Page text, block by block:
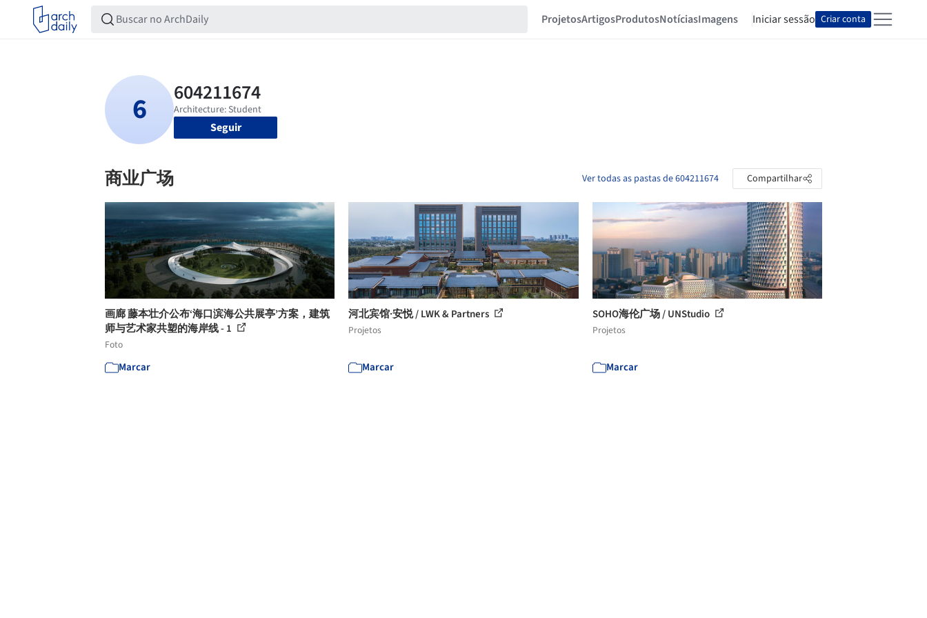
ProjetosArtigosProdutosNotíciasImagens Iniciar sessão Criar conta
Seguir
商业广场 Ver todas as pastas de 604211674 Compartilhar
画廊 藤本壮介公布‘海口滨海公共展亭’方案，建筑
师与艺术家共塑的海岸线 - 1
Foto
Marcar
河北宾馆·安悦 / LWK & Partners
Projetos
Marcar
SOHO海伦广场 / UNStudio
Projetos
Marcar